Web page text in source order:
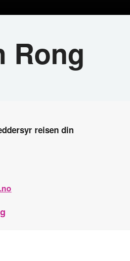
Rong
reisen din